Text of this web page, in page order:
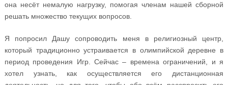
она несёт немалую нагрузку, помогая членам нашей сборной
решать множество текущих вопросов.
Я попросил Дашу сопроводить меня в религиозный центр,
который традиционно устраивается в олимпийской деревне в
период проведения Игр. Сейчас – времена ограничений, и я
хотел узнать, как осуществляется его дистанционная